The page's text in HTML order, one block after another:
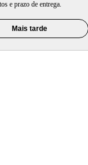
e prazo de entrega.
Mais tarde